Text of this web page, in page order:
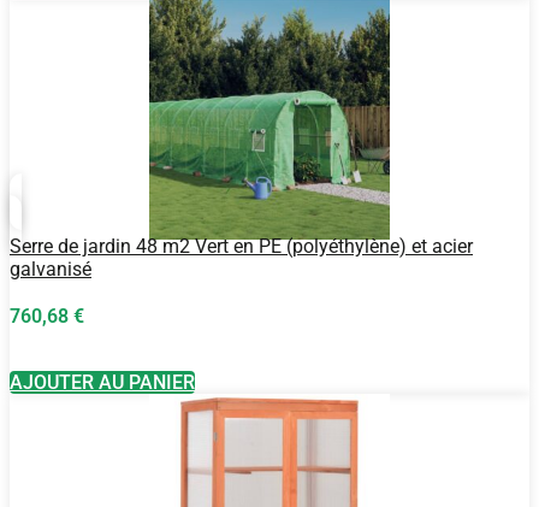
Serre de jardin 48 m2 Vert en PE (polyéthylène) et acier
galvanisé
760,68 €
AJOUTER AU PANIER